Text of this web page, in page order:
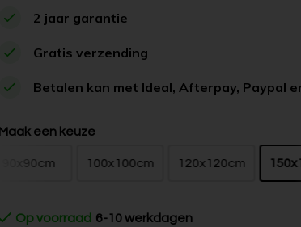
2 jaar garantie
Gratis verzending
Betalen kan met Ideal, Afterpay, Paypal
Maak een keuze
90x90cm 100x100cm 120x120cm
Op voorraad 6-10 werkdagen